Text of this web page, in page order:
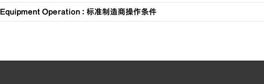
Equipment Operation : 标准制造商操作条件